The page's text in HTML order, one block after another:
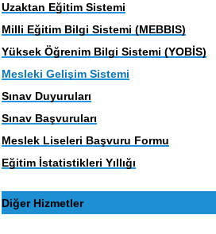
Uzaktan Eğitim Sistemi
Milli Eğitim Bilgi Sistemi (MEBBIS)
Yüksek Öğrenim Bilgi Sistemi (YOBİS)
Mesleki Gelişim Sistemi
Sınav Duyuruları
Sınav Başvuruları
Meslek Liseleri Başvuru Formu
Eğitim İstatistikleri Yıllığı
Diğer Hizmetler